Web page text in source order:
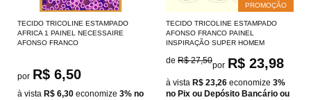
TECIDO TRICOLINE ESTAMPADO
AFRICA 1 PAINEL NECESSAIRE
AFONSO FRANCO
por R$ 6,50
à vista R$ 6,30 economize 3% no
PROMOÇÃO
TECIDO TRICOLINE ESTAMPADO
AFONSO FRANCO PAINEL
INSPIRAÇÃO SUPER HOMEM
de R$ 27,50por R$ 23,98
à vista R$ 23,26 economize 3%
no Pix ou Depósito Bancário ou